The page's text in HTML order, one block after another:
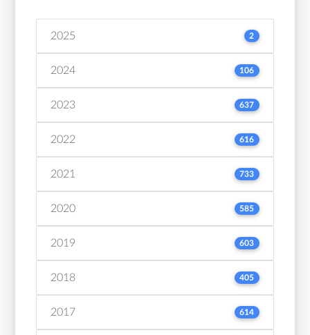
2025 2
2024 106
2023 637
2022 616
2021 733
2020 585
2019 603
2018 405
2017 614